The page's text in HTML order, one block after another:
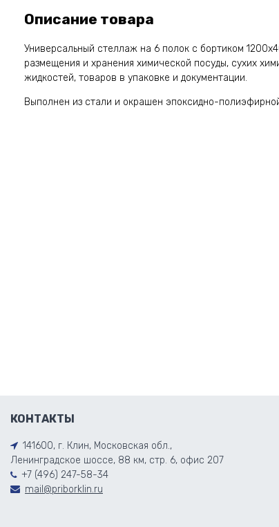
Описание товара
Универсальный стеллаж на 6 полок с бортиком
размещения и хранения химической посуды, сухих
жидкостей, товаров в упаковке и документации.
Выполнен из стали и окрашен эпоксидно-
КОНТАКТЫ
141600, г. Клин, Московская обл.,
Ленинградское шоссе, 88 км, стр. 6, офис 207
+7 (496) 247-58-34
mail@priborklin.ru